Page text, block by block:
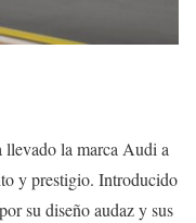
la marca Audi a
y prestigio. Introducido
su diseño audaz y sus